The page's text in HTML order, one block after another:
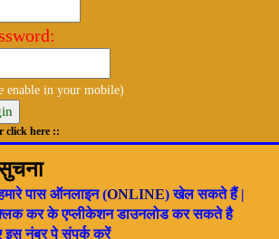
enable in your mobile)
click here ::
पास ऑनलाइन (ONLINE) खेल सकते हैं |
कर के एप्लीकेशन डाउनलोड कर सकते है
इस नंबर पे संपर्क करें